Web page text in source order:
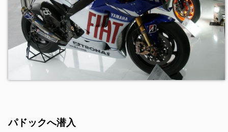
パドックへ潜入